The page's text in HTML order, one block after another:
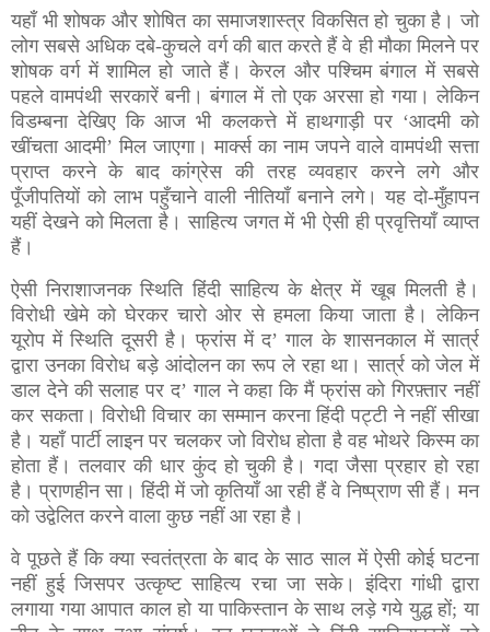
यहाँ भी शोषक और शोषित का समाजशास्त्र विकसित हो चुका है। जो
लोग सबसे अधिक दबे-कुचले वर्ग की बात करते हैं वे ही मौका मिलने पर
शोषक वर्ग में शामिल हो जाते हैं। केरल और पश्चिम बंगाल में सबसे
पहले वामपंथी सरकारें बनी। बंगाल में तो एक अरसा हो गया। लेकिन
विडम्बना देखिए कि आज भी कलकत्ते में हाथगाड़ी पर ‘आदमी को
खींचता आदमी’ मिल जाएगा। मार्क्स का नाम जपने वाले वामपंथी सत्ता
प्राप्त करने के बाद कांग्रेस की तरह व्यवहार करने लगे और
पूँजीपतियों को लाभ पहुँचाने वाली नीतियाँ बनाने लगे। यह दो-मुँहापन
यहीं देखने को मिलता है। साहित्य जगत में भी ऐसी ही प्रवृत्तियाँ व्याप्त
हैं।
ऐसी निराशाजनक स्थिति हिंदी साहित्य के क्षेत्र में खूब मिलती है।
विरोधी खेमे को घेरकर चारो ओर से हमला किया जाता है। लेकिन
यूरोप में स्थिति दूसरी है। फ्रांस में द’ गाल के शासनकाल में सार्त्र
द्वारा उनका विरोध बड़े आंदोलन का रूप ले रहा था। सार्त्र को जेल में
डाल देने की सलाह पर द’ गाल ने कहा कि मैं फ्रांस को गिरफ़्तार नहीं
कर सकता। विरोधी विचार का सम्मान करना हिंदी पट्टी ने नहीं सीखा
है। यहाँ पार्टी लाइन पर चलकर जो विरोध होता है वह भोथरे किस्म का
होता हैं। तलवार की धार कुंद हो चुकी है। गदा जैसा प्रहार हो रहा
है। प्राणहीन सा। हिंदी में जो कृतियाँ आ रही हैं वे निष्प्राण सी हैं। मन
को उद्वेलित करने वाला कुछ नहीं आ रहा है।
वे पूछते हैं कि क्या स्वतंत्रता के बाद के साठ साल में ऐसी कोई घटना
नहीं हुई जिसपर उत्कृष्ट साहित्य रचा जा सके। इंदिरा गांधी द्वारा
लगाया गया आपात काल हो या पाकिस्तान के साथ लड़े गये युद्ध हों; या